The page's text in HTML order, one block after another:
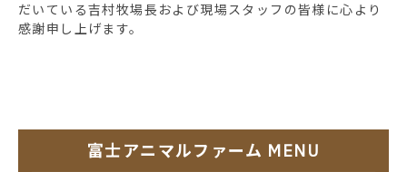
だいている吉村牧場長および現場スタッフの皆様に心より
感謝申し上げます。
富士アニマルファーム MENU